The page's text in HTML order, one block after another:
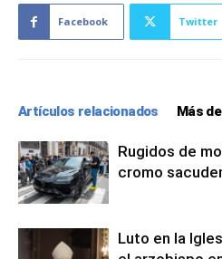
Facebook Twitter
Artículos relacionados Más
Rugidos de
cromo
Luto en la